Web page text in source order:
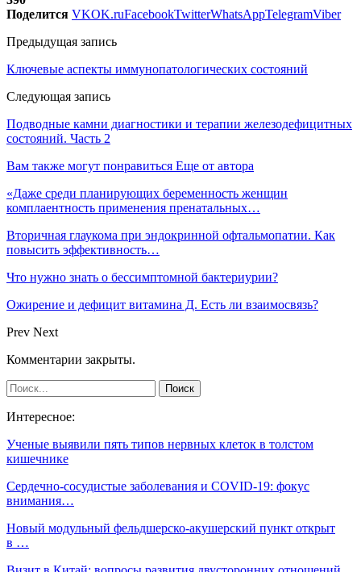
Поделится VKOK.ruFacebookTwitterWhatsAppTelegramViber
Предыдущая запись
Ключевые аспекты иммунопатологических состояний
Следующая запись
Подводные камни диагностики и терапии железодефицитных
состояний. Часть 2
Вам также могут понравиться Еще от автора
«Даже среди планирующих беременность женщин
комплаентность применения пренатальных…
Вторичная глаукома при эндокринной офтальмопатии. Как
повысить эффективность…
Что нужно знать о бессимптомной бактериурии?
Ожирение и дефицит витамина Д. Есть ли взаимосвязь?
Prev Next
Комментарии закрыты.
Интересное:
Ученые выявили пять типов нервных клеток в толстом
кишечнике
Сердечно-сосудистые заболевания и COVID-19: фокус
внимания…
Новый модульный фельдшерско-акушерский пункт открыт
в …